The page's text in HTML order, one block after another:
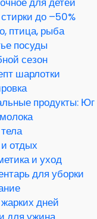
для детей
до –50%
птица, рыба
посуды
сезон
шарлотки
продукты: Юг
отдых
и уход
для уборки
дней